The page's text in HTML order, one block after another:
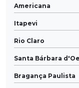
Americana
Itapevi
Rio Claro
Santa Bárbara
Bragança Paulista